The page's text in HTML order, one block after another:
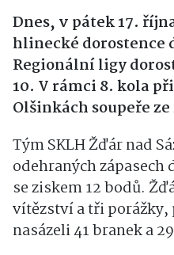
Dnes, v pátek 17.
hlinecké dorostence
Regionální ligy
10. V rámci 8. kola
Olšinkách soupeře
Tým SKLH Žďár nad
odehraných
se ziskem 12 bodů.
vítězství a tři
nasázeli 41 branek a